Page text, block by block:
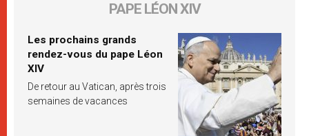
PAPE LÉON XIV
Les prochains grands
rendez-vous du pape Léon
XIV
De retour au Vatican, après trois
semaines de vacances